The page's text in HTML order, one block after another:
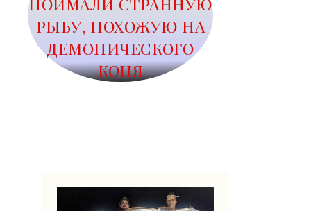
РЫБУ, ПОХОЖУЮ НА
ДЕМОНИЧЕСКОГО
КОНЯ